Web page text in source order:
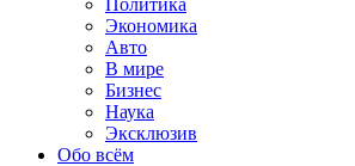
Политика
Экономика
Авто
В мире
Бизнес
Наука
Эксклюзив
Обо всём